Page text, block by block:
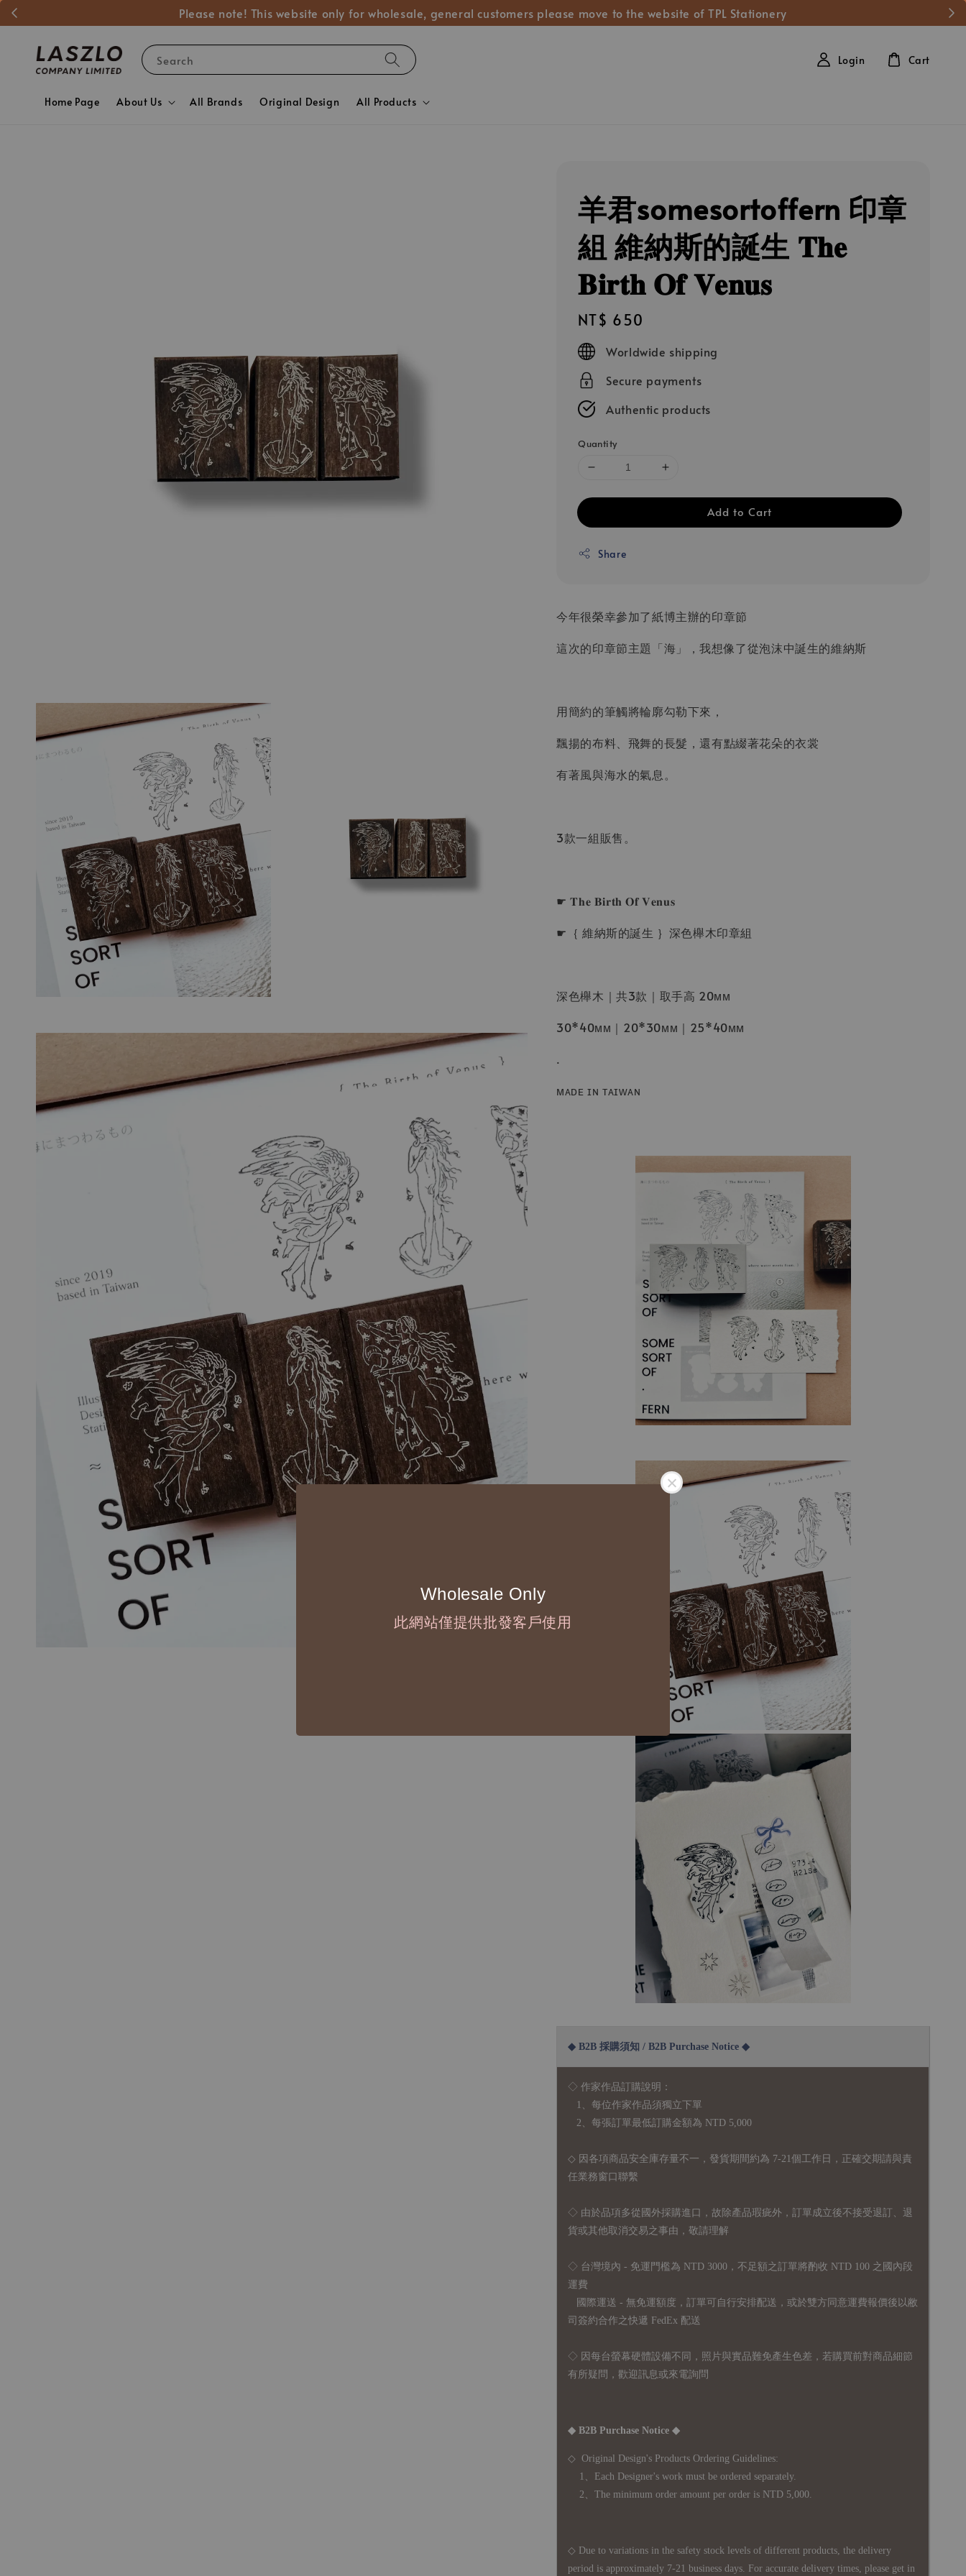
Please note! This website only for wholesale, general customers please move to the website of TPL Stationery
Wholesale Only
此網站僅提供批發客戶使用
Search
Home Page About Us All Brands Original Design All Products
Login Cart
羊君somesortoffern 印章
組 維納斯的誕生 𝐓𝐡𝐞
𝐁𝐢𝐫𝐭𝐡 𝐎𝐟 𝐕𝐞𝐧𝐮𝐬
Regular
price
NT$ 650
Worldwide shipping
Secure payments
Authentic products
Quantity
Add to Cart
Share
今年很榮幸參加了紙博主辦的印章節
這次的印章節主題「海」，我想像了從泡沫中誕生的維納斯
用簡約的筆觸將輪廓勾勒下來，
飄揚的布料、飛舞的長髮，還有點綴著花朵的衣裳
有著風與海水的氣息。
3款一組販售。
☛ 𝐓𝐡𝐞 𝐁𝐢𝐫𝐭𝐡 𝐎𝐟 𝐕𝐞𝐧𝐮𝐬
☛｛ 維納斯的誕生 ｝深色櫸木印章組
深色櫸木｜共3款｜取手高 20ᴍᴍ
30*40ᴍᴍ｜20*30ᴍᴍ｜25*40ᴍᴍ
.
ᴍᴀᴅᴇ ɪɴ ᴛᴀɪᴡᴀɴ
◆ B2B 採購須知 / B2B Purchase Notice ◆
◇ 作家作品訂購說明：
1、每位作家作品須獨立下單
2、每張訂單最低訂購金額為 NTD 5,000
◇ 因各項商品安全庫存量不一，發貨期間約為 7-21個工作日，正確交期請與責
任業務窗口聯繫
◇ 由於品項多從國外採購進口，故 除產品瑕疵外，訂單成立後不接受退訂、退
貨或其他取消交易之事由，敬請理解
◇ 台灣境內 - 免運門檻為 NTD 3000，不足額之訂單將酌收 NTD 100 之國內段
運費
國際運送 - 無免運額度，訂單可自行安排配送，或於雙方同意運費報價後以敝
司簽約合作之快遞 FedEx 配送
◇ 因每台螢幕硬體設備不同，照片與實品難免產生色差，若購買前對商品細節
有所疑問，歡迎訊息或來電詢問
◆ B2B Purchase Notice ◆
◇ Original Design's Products Ordering Guidelines:
1、Each Designer's work must be ordered separately.
2、The minimum order amount per order is NTD 5,000.
◇ Due to variations in the safety stock levels of different products, the delivery
period is approximately 7-21 business days. For accurate delivery times, please get in